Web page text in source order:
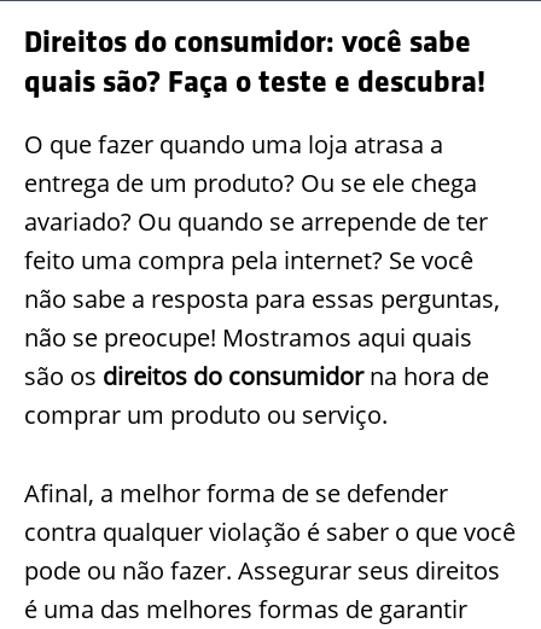
Direitos do consumidor: você sabe
quais são? Faça o teste e descubra!
O que fazer quando uma loja atrasa a
entrega de um produto? Ou se ele chega
avariado? Ou quando se arrepende de ter
feito uma compra pela internet? Se você
não sabe a resposta para essas perguntas,
não se preocupe! Mostramos aqui quais
são os direitos do consumidorna hora de
comprar um produto ou serviço.
Afinal, a melhor forma de se defender
contra qualquer violação é saber o que você
pode ou não fazer. Assegurar seus direitos
é uma das melhores formas de garantir